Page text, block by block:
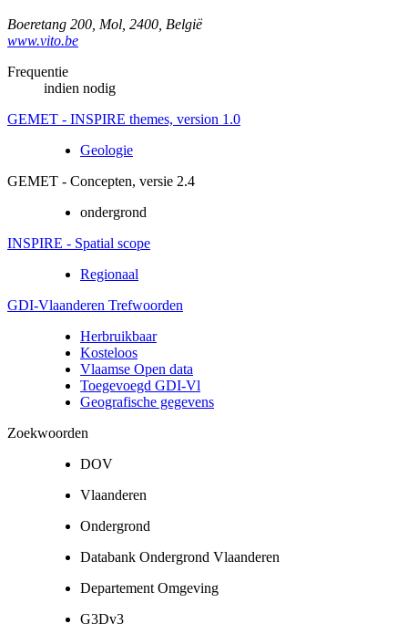
Boeretang 200 Mol 2400 België
www.vito.be
Frequentie
indien nodig
GEMET - INSPIRE themes, version 1.0
Geologie
GEMET - Concepten, versie 2.4
ondergrond
INSPIRE - Spatial scope
Regionaal
GDI-Vlaanderen Trefwoorden
Herbruikbaar
Kosteloos
Vlaamse Open data
Toegevoegd GDI-Vl
Geografische gegevens
Zoekwoorden
DOV
Vlaanderen
Ondergrond
Databank Ondergrond Vlaanderen
Departement Omgeving
G3Dv3